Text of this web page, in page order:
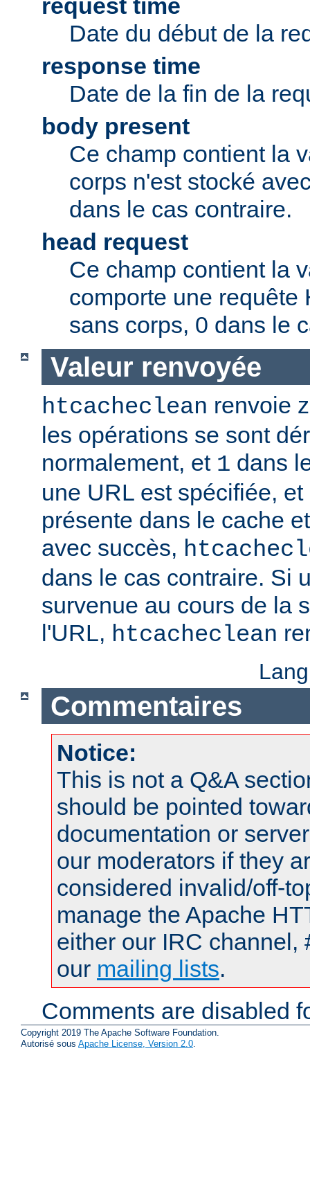
request time
Date du début de la
response time
Date de la fin de la
body present
Ce champ contient la
corps n'est stocké
dans le cas contraire.
head request
Ce champ contient la
comporte une requête
sans corps, 0 dans le
Valeur renvoyée
htcacheclean renvoie
les opérations se sont
normalement, et 1 dans
une URL est spécifiée,
présente dans le cache
avec succès,
dans le cas contraire. Si
survenue au cours de la
l'URL, htcacheclean
Commentaires
Notice:
This is not a Q&A
should be pointed
documentation or
our moderators if they
considered invalid/off-
manage the Apache
either our IRC channel,
our mailing lists.
Comments are disabled
Copyright 2019 The Apache Software Foundation.
Autorisé sous Apache License, Version 2.0.